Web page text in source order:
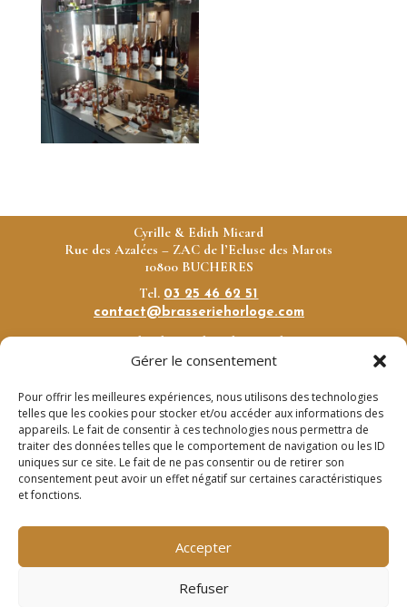
Gérer le consentement
Pour offrir les meilleures expériences, nous utilisons des technologies
telles que les cookies pour stocker et/ou accéder aux informations des
appareils. Le fait de consentir à ces technologies nous permettra de
traiter des données telles que le comportement de navigation ou les ID
uniques sur ce site. Le fait de ne pas consentir ou de retirer son
consentement peut avoir un effet négatif sur certaines caractéristiques
et fonctions.
Accepter
Refuser
Cyrille & Edith Micard
Rue des Azalées – ZAC de l’Ecluse des Marots
10800 BUCHERES
Tel. 03 25 46 62 51
contact@brasseriehorloge.com
Le lundi, mardi :12h00 –14h
Le mercredi, jeudi : 12h00 – 14h et 19h30 – 21h30
Le vendredi au samedi :12h – 14h et 19h30 – 22h
Dimanche:Fermé
La Brasserie sera fermée du 24 août au 1er septembre
inclus